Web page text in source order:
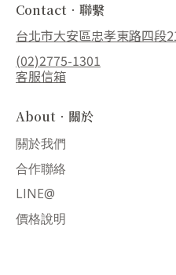
Contact．聯繫
台北市大安區忠孝東路四段
(02)2775-1301
客服信箱
About．關於
關於我們
合作聯絡
LINE@
價格說明